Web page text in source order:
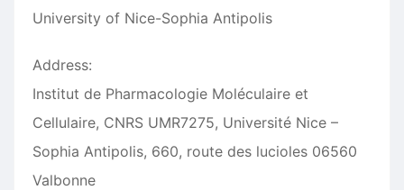
University of Nice-Sophia Antipolis
Address:
Institut de Pharmacologie Moléculaire et
Cellulaire, CNRS UMR7275, Université Nice –
Sophia Antipolis, 660, route des lucioles 06560
Valbonne